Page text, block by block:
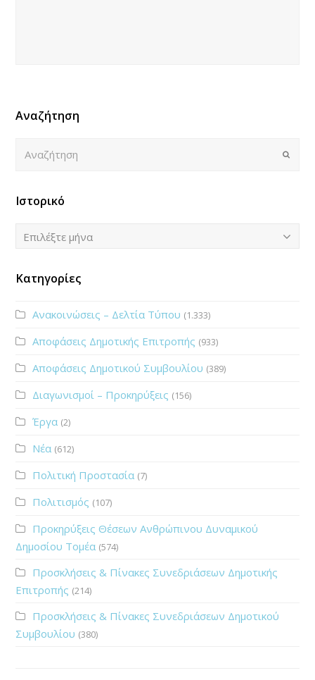
Αναζήτηση
Submit
Ιστορικό
Ιστορικό
Επιλέξτε μήνα
Κατηγορίες
Ανακοινώσεις – Δελτία Τύπου (1.333)
Αποφάσεις Δημοτικής Επιτροπής (933)
Αποφάσεις Δημοτικού Συμβουλίου (389)
Διαγωνισμοί – Προκηρύξεις (156)
Έργα (2)
Νέα (612)
Πολιτική Προστασία (7)
Πολιτισμός (107)
Προκηρύξεις Θέσεων Ανθρώπινου Δυναμικού
Δημοσίου Τομέα (574)
Προσκλήσεις & Πίνακες Συνεδριάσεων Δημοτικής
Επιτροπής (214)
Προσκλήσεις & Πίνακες Συνεδριάσεων Δημοτικού
Συμβουλίου (380)